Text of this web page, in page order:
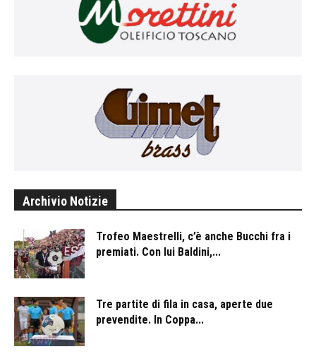
Archivio Notizie
Trofeo Maestrelli, c’è anche Bucchi fra i
premiati. Con lui Baldini,...
Tre partite di fila in casa, aperte due
prevendite. In Coppa...